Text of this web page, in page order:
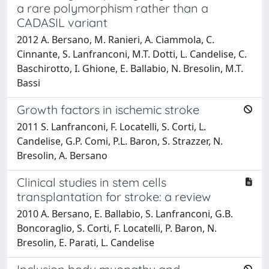
a rare polymorphism rather than a
CADASIL variant
2012 A. Bersano, M. Ranieri, A. Ciammola, C.
Cinnante, S. Lanfranconi, M.T. Dotti, L. Candelise, C.
Baschirotto, I. Ghione, E. Ballabio, N. Bresolin, M.T.
Bassi
Growth factors in ischemic stroke
2011 S. Lanfranconi, F. Locatelli, S. Corti, L.
Candelise, G.P. Comi, P.L. Baron, S. Strazzer, N.
Bresolin, A. Bersano
Clinical studies in stem cells
transplantation for stroke: a review
2010 A. Bersano, E. Ballabio, S. Lanfranconi, G.B.
Boncoraglio, S. Corti, F. Locatelli, P. Baron, N.
Bresolin, E. Parati, L. Candelise